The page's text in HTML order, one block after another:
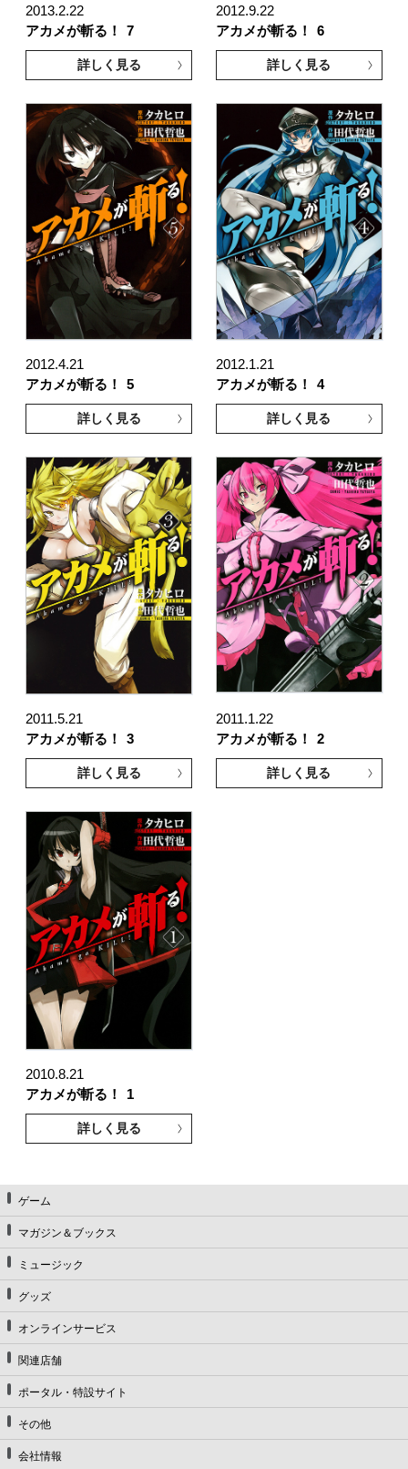
2013.2.22
アカメが斬る！
7
詳しく見る
2012.9.22
アカメが斬る！
6
詳しく見る
2012.4.21
アカメが斬る！
5
詳しく見る
2012.1.21
アカメが斬る！
4
詳しく見る
2011.5.21
アカメが斬る！
3
詳しく見る
2011.1.22
アカメが斬る！
2
詳しく見る
2010.8.21
アカメが斬る！
1
詳しく見る
ゲーム
マガジン＆ブックス
ミュージック
グッズ
オンラインサービス
関連店舗
ポータル・特設サイト
その他
会社情報